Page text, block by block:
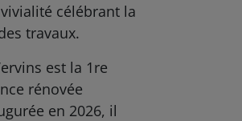
célébrant la
travaux.
est la 1re
rénovée
en 2026, il